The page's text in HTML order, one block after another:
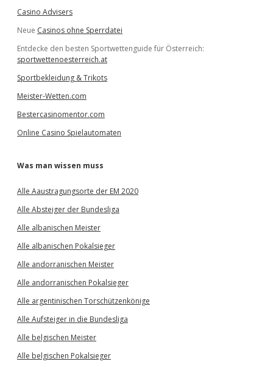
Casino Advisers
Neue Casinos ohne Sperrdatei
Entdecke den besten Sportwettenguide für Österreich:
sportwettenoesterreich.at
Sportbekleidung & Trikots
Meister-Wetten.com
Bestercasinomentor.com
Online Casino Spielautomaten
Was man wissen muss
Alle Aaustragungsorte der EM 2020
Alle Absteiger der Bundesliga
Alle albanischen Meister
Alle albanischen Pokalsieger
Alle andorranischen Meister
Alle andorranischen Pokalsieger
Alle argentinischen Torschützenkönige
Alle Aufsteiger in die Bundesliga
Alle belgischen Meister
Alle belgischen Pokalsieger